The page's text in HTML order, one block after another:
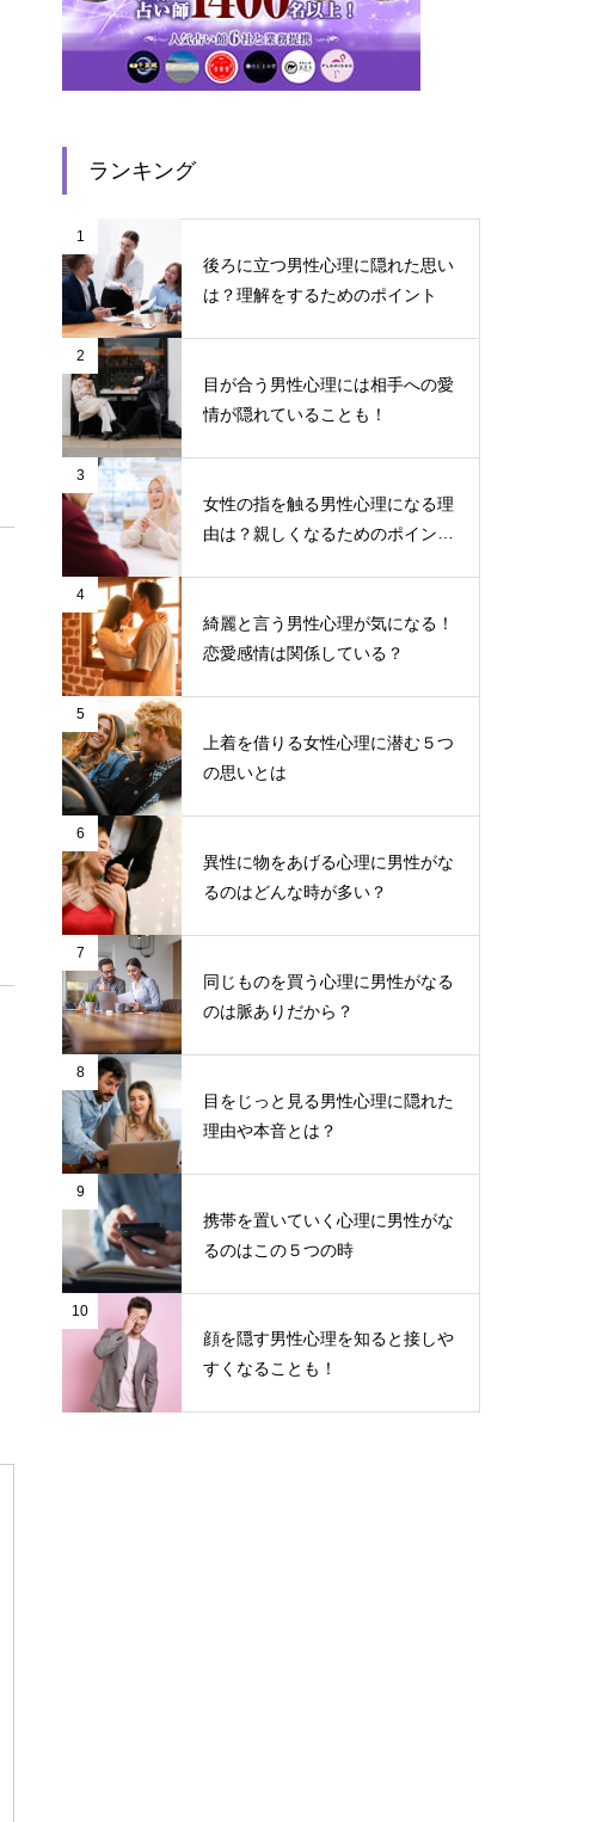
ランキング
1
後ろに立つ男性心理に隠れた思い
は？理解をするためのポイント
2
目が合う男性心理には相手への愛
情が隠れていることも！
3
女性の指を触る男性心理になる理
由は？親しくなるためのポイント
4
綺麗と言う男性心理が気になる！
恋愛感情は関係している？
5
上着を借りる女性心理に潜む５つ
の思いとは
6
異性に物をあげる心理に男性がな
るのはどんな時が多い？
7
同じものを買う心理に男性がなる
のは脈ありだから？
8
目をじっと見る男性心理に隠れた
理由や本音とは？
9
携帯を置いていく心理に男性がな
るのはこの５つの時
10
顔を隠す男性心理を知ると接しや
すくなることも！